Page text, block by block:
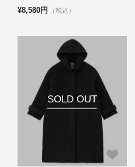
¥8,580円 （税込）
SOLD OUT